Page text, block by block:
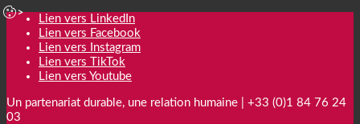
Lien vers LinkedIn
Lien vers Facebook
Lien vers Instagram
Lien vers TikTok
Lien vers Youtube
Un partenariat durable, une relation humaine | +33 (0)1 84 76 24
03